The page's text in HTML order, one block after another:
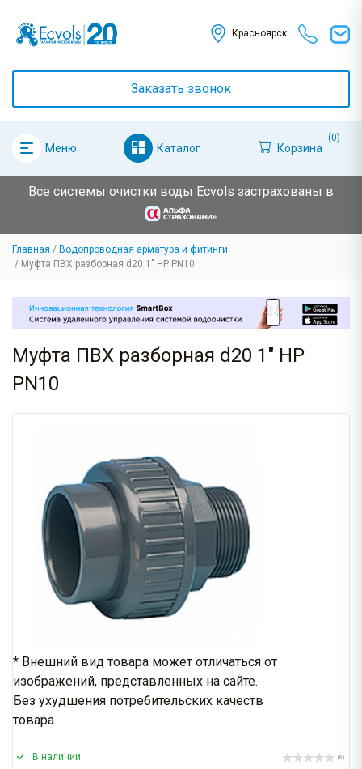
Красноярск
Заказать звонок
Меню Каталог Корзина
(0)
Все системы очистки воды Ecvols застрахованы в
Главная
Водопроводная арматура и фитинги
Муфта ПВХ разборная d20 1" НР PN10
Муфта ПВХ разборная d20 1" НР
PN10
* Внешний вид товара может отличаться от
изображений, представленных на сайте.
Без ухудшения потребительских качеств
товара.
В наличии (0)